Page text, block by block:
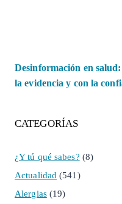
Desinformación en
la evidencia y con la
CATEGORÍAS
¿Y tú qué sabes? (8)
Actualidad (541)
Alergias(19)